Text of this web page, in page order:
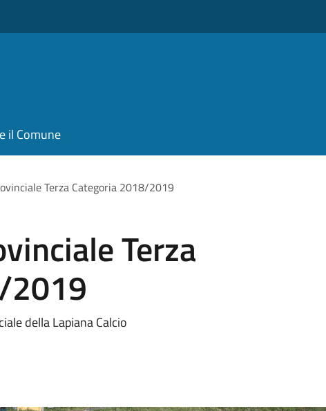
il Comune
Terza Categoria 2018/2019
Terza
2019
della Lapiana Calcio